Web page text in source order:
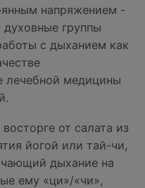
напряжением -
группы
с дыханием как
лечебной медицины
от салата из
йогой или тай-чи,
дыхание на
ему «ци»/«чи»,